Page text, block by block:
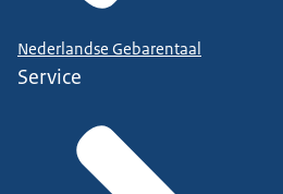
Nederlandse Gebarentaal
Service